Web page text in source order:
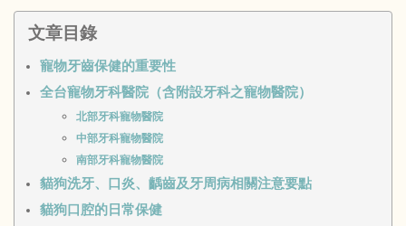
文章目錄
寵物牙齒保健的重要性
全台寵物牙科醫院（含附設牙科之寵物醫院）
北部牙科寵物醫院
中部牙科寵物醫院
南部牙科寵物醫院
貓狗洗牙、口炎、齲齒及牙周病相關注意要點
貓狗口腔的日常保健